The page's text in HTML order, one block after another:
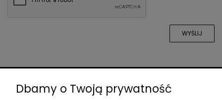
WYŚLIJ
Dbamy o Twoją prywatność